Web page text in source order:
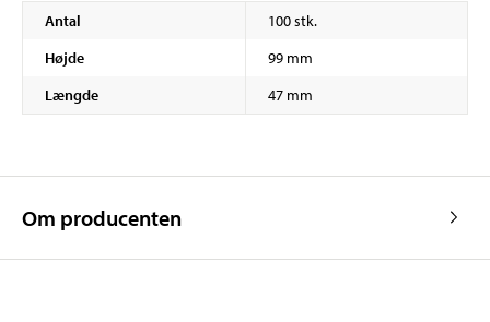
Antal
100 stk.
Højde
99 mm
Længde
47 mm
Om producenten